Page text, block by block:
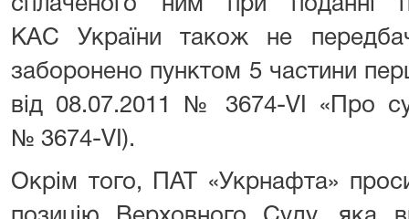
сплаченого ним при поданні
КАС України також не
заборонено пунктом 5 частини
від 08.07.2011 № 3674-VI «Про
№ 3674-VI).
Окрім того, ПАТ «Укрнафта»